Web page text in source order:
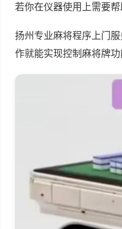
若你在仪器使用上需要
扬州专业麻将程序上门
作就能实现控制麻将牌功